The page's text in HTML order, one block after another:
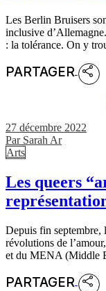
Les Berlin Bruisers
inclusive
: la tolérance. On y
PARTAGER
27 décembre 2022
Par Sarah Ar
Arts
Les queers
Depuis fin septembre,
révolutions de
et du MENA (Middle
PARTAGER